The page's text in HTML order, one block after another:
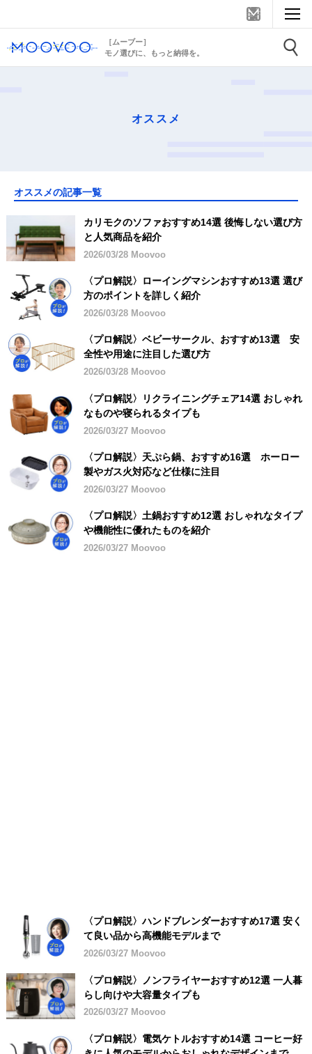
［ムーブー］
モノ選びに、もっと納得を。
オススメ
オススメの記事一覧
カリモクのソファおすすめ14選 後悔しない選び方
と人気商品を紹介
2026/03/28 Moovoo
〈プロ解説〉ローイングマシンおすすめ13選 選び
方のポイントを詳しく紹介
2026/03/28 Moovoo
〈プロ解説〉ベビーサークル、おすすめ13選 安
全性や用途に注目した選び方
2026/03/28 Moovoo
〈プロ解説〉リクライニングチェア14選 おしゃれ
なものや寝られるタイプも
2026/03/27 Moovoo
〈プロ解説〉天ぷら鍋、おすすめ16選 ホーロー
製やガス火対応など仕様に注目
2026/03/27 Moovoo
〈プロ解説〉土鍋おすすめ12選 おしゃれなタイプ
や機能性に優れたものを紹介
2026/03/27 Moovoo
〈プロ解説〉ハンドブレンダーおすすめ17選 安く
て良い品から高機能モデルまで
2026/03/27 Moovoo
〈プロ解説〉ノンフライヤーおすすめ12選 一人暮
らし向けや大容量タイプも
2026/03/27 Moovoo
〈プロ解説〉電気ケトルおすすめ14選 コーヒー好